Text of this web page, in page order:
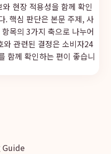
현장 적용성을 함께 확인
. 핵심 판단은 본문 주제, 사
목의 3가지 축으로 나누어
와 관련된 결정은 소비자24
함께 확인하는 편이 좋습니
Guide